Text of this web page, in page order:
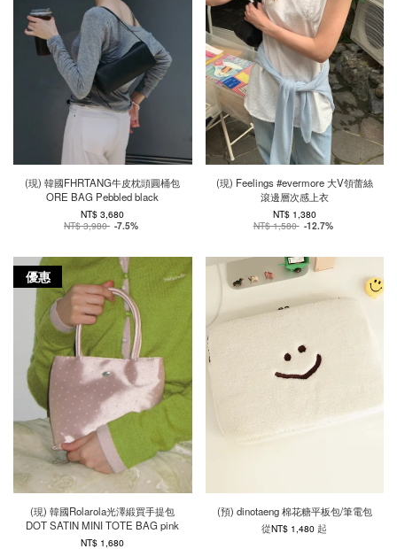
(現) 韓國FHRTANG牛皮枕頭圓桶包
ORE BAG Pebbled black
NT$ 3,680
NT$ 3,980 -7.5%
(現) Feelings #evermore 大V領蕾絲
滾邊層次感上衣
NT$ 1,380
NT$ 1,580 -12.7%
優惠
(現) 韓國Rolarola光澤緞買手提包
DOT SATIN MINI TOTE BAG pink
NT$ 1,680
(預) dinotaeng 棉花糖平板包/筆電包
從NT$ 1,480起